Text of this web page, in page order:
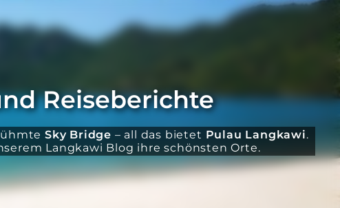
Reiseberichte
Sky Bridge – all das bietet Pulau Langkawi.
Langkawi Blog ihre schönsten Orte.